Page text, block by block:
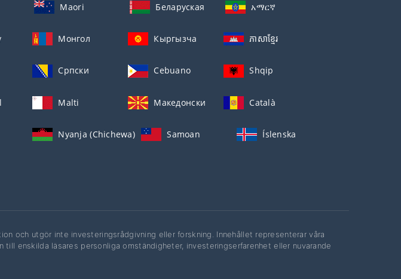
Maori Беларуская አማርኛ
Монгол Кыргызча ភាសាខ្មែរ
Српски Cebuano Shqip
Malti Македонски Català
Nyanja (Chichewa) Samoan Íslenska
och utgör inte investeringsrådgivning eller forskning. Innehållet representerar våra
till enskilda läsares personliga omständigheter, investeringserfarenhet eller nuvarande